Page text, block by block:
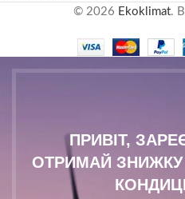
© 2026 Ekoklimat.
ПРИВІТ,
ОТРИМАЙ